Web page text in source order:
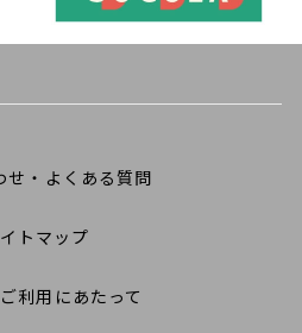
せ・よくある質問
トマップ
利用にあたって